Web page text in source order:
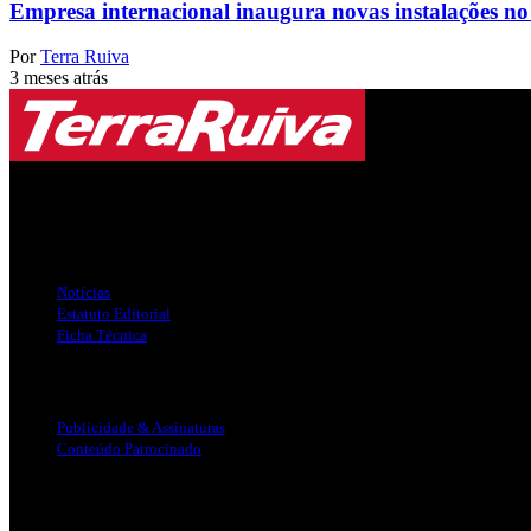
Empresa internacional inaugura novas instalações
Por Terra Ruiva
3 meses atrás
Notícias
Estatuto Editorial
Ficha Técnica
Publicidade & Assinaturas
Conteúdo Patrocinado